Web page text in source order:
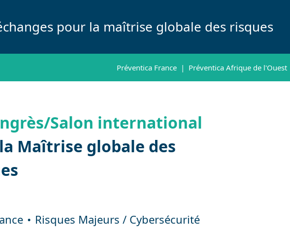
pour la maîtrise globale des risques
Préventica France | Préventica Afrique de l'Ouest
Salon international
Maîtrise globale des
Risques Majeurs / Cybersécurité